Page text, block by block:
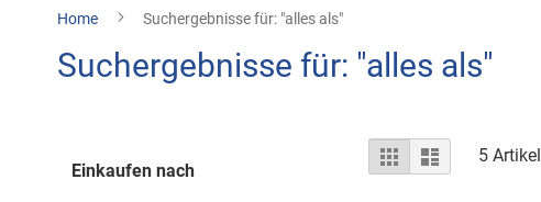
Home Suchergebnisse für: "alles als"
Suchergebnisse für: "alles als"
Ansicht
als
RasterListe 5 Artikel
Einkaufen nach